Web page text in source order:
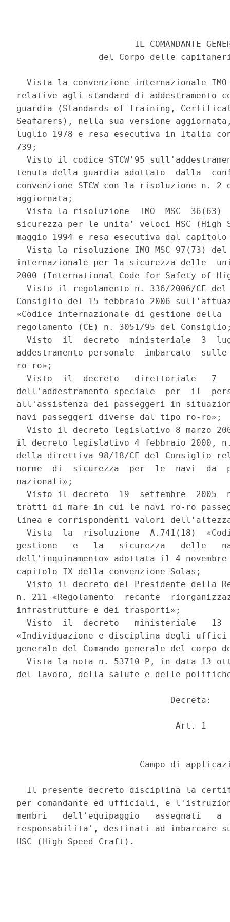
IL COMANDANTE
del Corpo delle
Vista la convenzione internazionale
relative agli standard di addestramento
guardia (Standards of Training,
Seafarers), nella sua versione
luglio 1978 e resa esecutiva in Italia con
739;
Visto il codice STCW'95
tenuta della guardia adottato  dalla
convenzione STCW con la risoluzione n.
aggiornata;
Vista la risoluzione  IMO  MSC  36(63)
sicurezza per le unita' veloci HSC (High
maggio 1994 e resa esecutiva dal
Vista la risoluzione IMO MSC 97(73)
internazionale per la sicurezza delle
2000 (International Code for Safety of
Visto il regolamento n. 336/2006/CE
Consiglio del 15 febbraio 2006
«Codice internazionale di gestione
regolamento (CE) n. 3051/95 del
Visto  il  decreto  ministeriale  3
addestramento personale  imbarcato
ro-ro»;
Visto  il  decreto   direttoriale   7
dell'addestramento speciale  per  il
all'assistenza dei passeggeri in
navi passeggeri diverse dal tipo ro-ro»;
Visto il decreto legislativo 8 marzo
il decreto legislativo 4 febbraio 2000,
della direttiva 98/18/CE del Consiglio
norme  di  sicurezza  per  le  navi  da
nazionali»;
Visto il decreto  19  settembre  2005
tratti di mare in cui le navi ro-ro
linea e corrispondenti valori
Vista  la  risoluzione  A.741(18)
gestione   e   la   sicurezza   delle
dell'inquinamento» adottata il 4
capitolo IX della convenzione Solas;
Visto il decreto del Presidente della
n. 211 «Regolamento  recante
infrastrutture e dei trasporti»;
Visto  il  decreto   ministeriale   13
«Individuazione e disciplina degli
generale del Comando generale del
Vista la nota n. 53710-P, in data 13
del lavoro, della salute e delle
                              Decreta:
                               Art. 1
Campo di
Il presente decreto disciplina la
per comandante ed ufficiali, e
membri   dell'equipaggio   assegnati
responsabilita', destinati ad